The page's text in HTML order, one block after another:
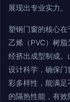
展现出专业实力。
塑钢门窗的核心
乙烯（PVC）树
经挤出成型制成
设计科学，确保
彩多样性，能满
的隔热性能，有效